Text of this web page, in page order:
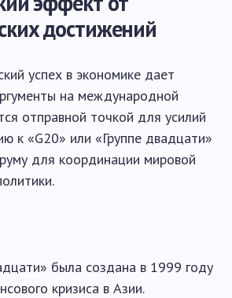
достижений
успех в экономике дает
на международной
отправной точкой для усилий
к «G20» или «Группе двадцати»
для координации мировой
была создана в 1999 году
кризиса в Азии.